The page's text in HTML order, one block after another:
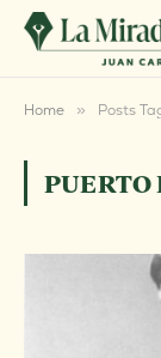
Home » Posts
PUERTO